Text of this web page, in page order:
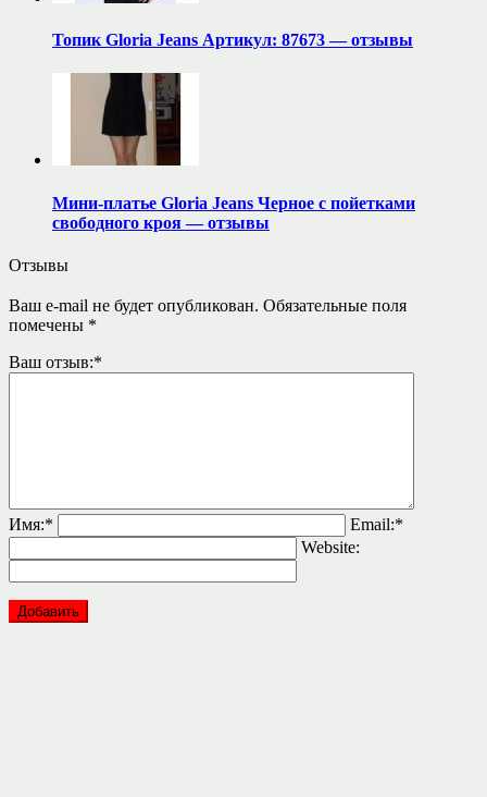
Топик Gloria Jeans Артикул: 87673 — отзывы
Мини-платье Gloria Jeans Черное с пойетками
свободного кроя — отзывы
Отзывы
Ваш e-mail не будет опубликован. Обязательные поля
помечены *
Ваш отзыв:*
Имя:* Email:*
Website: